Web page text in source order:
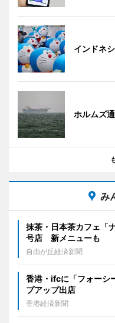
インドネ
ホルムズ
み
抹茶・日本茶カフェ「
号店 新メニューも
自由が丘経済新聞
香港・ifcに「フォーシ
プアップ出店
香港経済新聞